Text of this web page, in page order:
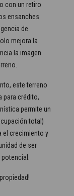
con un retiro
ensanches
de
mejora la
la imagen
este terreno
para crédito,
permite un
total)
el crecimiento y
de ser